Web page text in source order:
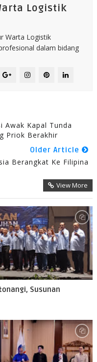
Logistik
Warta Logistik
dalam bidang
Awak Kapal Tunda
Priok Berakhir
Older Article
Berangkat Ke Filipina
View More
Susunan